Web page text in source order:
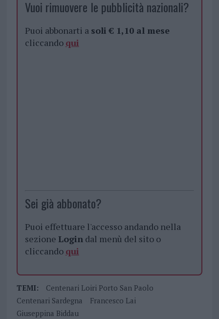
Vuoi rimuovere le pubblicità nazionali?
Puoi abbonarti a soli € 1,10 al mese
cliccando qui
Sei già abbonato?
Puoi effettuare l'accesso andando nella
sezione Logindal menù del sito o
cliccando qui
TEMI:
Centenari Loiri Porto San Paolo
Centenari Sardegna
Francesco Lai
Giuseppina Biddau